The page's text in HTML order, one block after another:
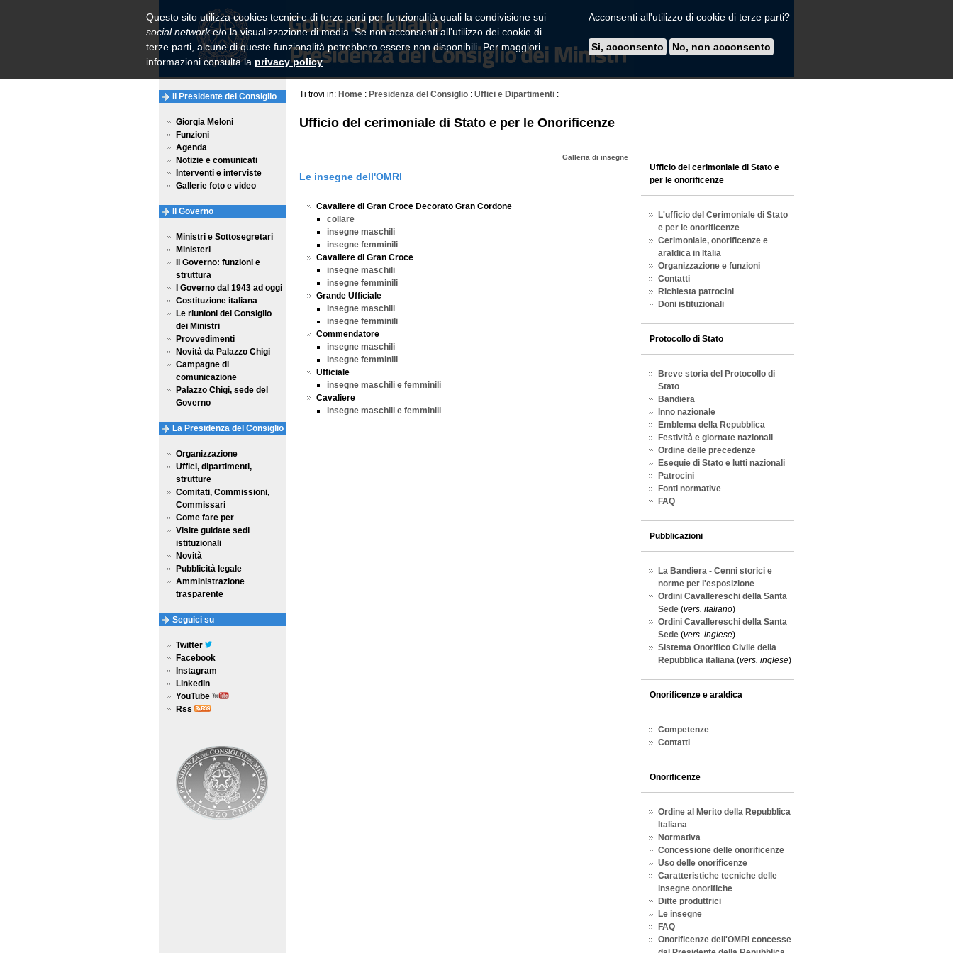
Questo sito utilizza cookies tecnici e di terze parti per funzionalità quali la condivisione sui
social networke/o la visualizzazione di media. Se non acconsenti all'utilizzo dei cookie di
terze parti, alcune di queste funzionalità potrebbero essere non disponibili. Per maggiori
informazioni consulta la privacy policy
Acconsenti all'utilizzo di cookie di terze parti?
Si, acconsento No, non acconsento
Ti trovi in: Home : Presidenza del Consiglio : Uffici e Dipartimenti :
Ufficio del cerimoniale di Stato e per le Onorificenze
Galleria di insegne
Le insegne dell'OMRI
Cavaliere di Gran Croce Decorato Gran Cordone
collare
insegne maschili
insegne femminili
Cavaliere di Gran Croce
insegne maschili
insegne femminili
Grande Ufficiale
insegne maschili
insegne femminili
Commendatore
insegne maschili
insegne femminili
Ufficiale
insegne maschili e femminili
Cavaliere
insegne maschili e femminili
Ufficio del cerimoniale di Stato e
per le onorificenze
L'ufficio del Cerimoniale di Stato
e per le onorificenze
Cerimoniale, onorificenze e
araldica in Italia
Organizzazione e funzioni
Contatti
Richiesta patrocini
Doni istituzionali
Protocollo di Stato
Breve storia del Protocollo di
Stato
Bandiera
Inno nazionale
Emblema della Repubblica
Festività e giornate nazionali
Ordine delle precedenze
Esequie di Stato e lutti nazionali
Patrocini
Fonti normative
FAQ
Pubblicazioni
La Bandiera - Cenni storici e
norme per l'esposizione
Ordini Cavallereschi della Santa
Sede (vers. italiano)
Ordini Cavallereschi della Santa
Sede (vers. inglese)
Sistema Onorifico Civile della
Repubblica italiana (vers. inglese)
Onorificenze e araldica
Competenze
Contatti
Onorificenze
Ordine al Merito della Repubblica
Italiana
Normativa
Concessione delle onorificenze
Uso delle onorificenze
Caratteristiche tecniche delle
insegne onorifiche
Ditte produttrici
Le insegne
FAQ
Onorificenze dell'OMRI concesse
Il Presidente del Consiglio
Giorgia Meloni
Funzioni
Agenda
Notizie e comunicati
Interventi e interviste
Gallerie foto e video
Il Governo
Ministri e Sottosegretari
Ministeri
Il Governo: funzioni e
struttura
I Governo dal 1943 ad oggi
Costituzione italiana
Le riunioni del Consiglio
dei Ministri
Provvedimenti
Novità da Palazzo Chigi
Campagne di
comunicazione
Palazzo Chigi, sede del
Governo
La Presidenza del Consiglio
Organizzazione
Uffici, dipartimenti,
strutture
Comitati, Commissioni,
Commissari
Come fare per
Visite guidate sedi
istituzionali
Novità
Pubblicità legale
Amministrazione
trasparente
Seguici su
Twitter
Facebook
Instagram
LinkedIn
YouTube
Rss